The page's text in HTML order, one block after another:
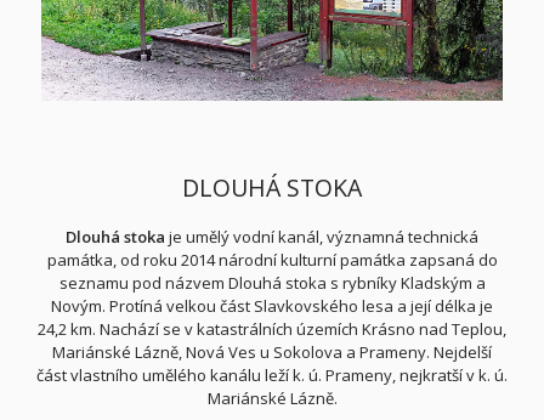
DLOUHÁ STOKA
Dlouhá stoka je umělý vodní kanál, významná technická
památka, od roku 2014 národní kulturní památka zapsaná do
seznamu pod názvem Dlouhá stoka s rybníky Kladským a
Novým. Protíná velkou část Slavkovského lesa a její délka je
24,2 km. Nachází se v katastrálních územích Krásno nad Teplou,
Mariánské Lázně, Nová Ves u Sokolova a Prameny. Nejdelší
část vlastního umělého kanálu leží k. ú. Prameny, nejkratší v k. ú.
Mariánské Lázně.